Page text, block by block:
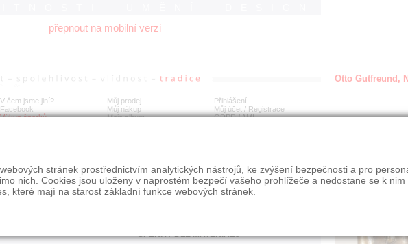
přepnout na mobilní verzi
V čem jsme jiní?
Facebook
Výkup šperků
Můj prodej
Můj nákup
Moje album
Přihlášení
Můj účet / Registrace
GDPR/AML
STÁŘÍ NABÍDKY
všechno
jen poslední den
ŘAZENÍ
nejnovější napřed
podle cen sestupně
SLEVY
jen slevy
ŠPERKY DLE MATERIÁLU
Otto Gutfreund,
stránek prostřednictvím analytických nástrojů, ke zvýšení bezpečnosti a pro
nich. Cookies jsou uloženy v naprostém bezpečí vašeho prohlížeče a nedostane se k nim
které mají na starost základní funkce webových stránek.